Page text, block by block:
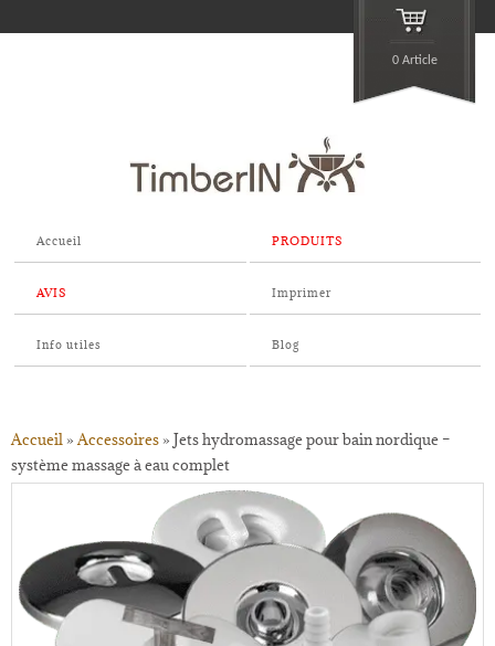
0 Article
Accueil PRODUITS
AVIS Imprimer
Info utiles Blog
Accueil »Accessoires » Jets hydromassage pour bain nordique –
système massage à eau complet